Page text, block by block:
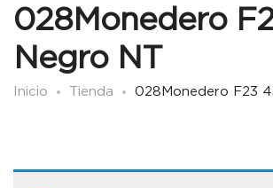
028Monedero
Negro NT
Inicio Tienda 028Monedero F23